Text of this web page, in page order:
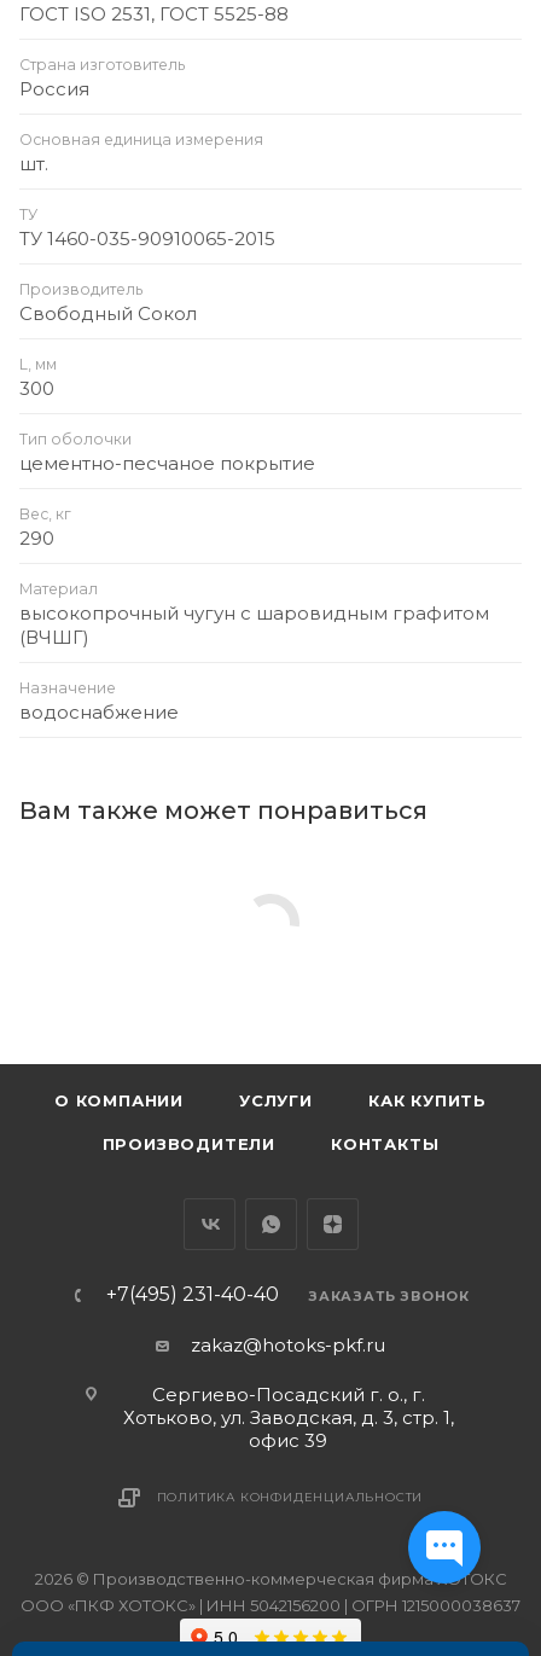
ГОСТ ISO 2531, ГОСТ 5525-88
Страна изготовитель
Россия
Основная единица измерения
шт.
ТУ
ТУ 1460-035-90910065-2015
Производитель
Свободный Сокол
L, мм
300
Тип оболочки
цементно-песчаное покрытие
Вес, кг
290
Материал
высокопрочный чугун с шаровидным графитом
(ВЧШГ)
Назначение
водоснабжение
Вам также может понравиться
О КОМПАНИИ УСЛУГИ КАК КУПИТЬ
ПРОИЗВОДИТЕЛИ КОНТАКТЫ
+7(495) 231-40-40 ЗАКАЗАТЬ ЗВОНОК
zakaz@hotoks-pkf.ru
Сергиево-Посадский г. о., г.
Хотьково, ул. Заводская, д. 3, стр. 1,
офис 39
ПОЛИТИКА КОНФИДЕНЦИАЛЬНОСТИ
2026 © Производственно-коммерческая фирма ХОТОКС
ООО «ПКФ ХОТОКС» | ИНН 5042156200 | ОГРН 1215000038637